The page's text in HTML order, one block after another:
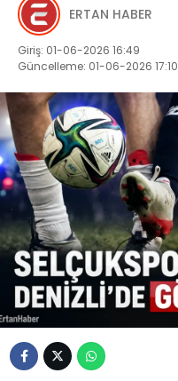
ERTAN HABER
Giriş: 01-06-2026 16:49
Güncelleme: 01-06-2026 17:10